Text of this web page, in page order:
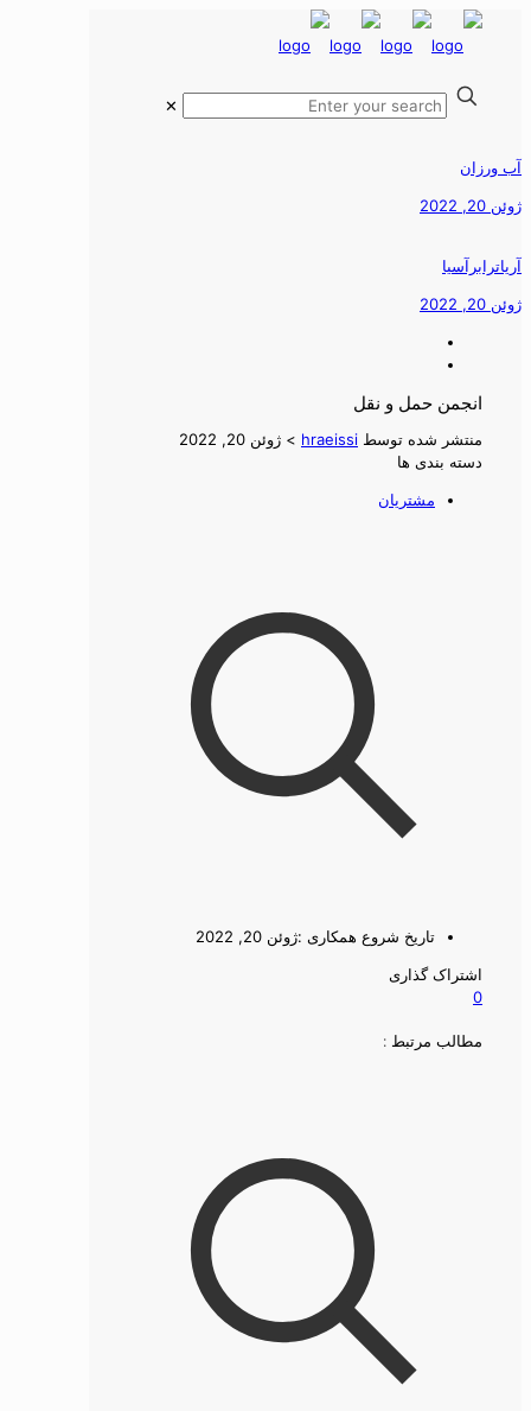
ورزان
20, 2022
20, 2022
انجمن حمل و نقل
منتشر شده توسطhraeissi
>ژوئن 20, 2022
دسته بندی ها
مشتریان
تاریخ شروع همکاری :ژوئن 20, 2022
اشتراک گذاری
مطالب مرتبط :